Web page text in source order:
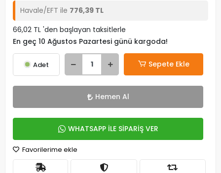
Havale/EFT ile 776,39 TL
66,02 TL 'den başlayan taksitlerle
En geç 10 Ağustos Pazartesi günü kargoda!
Adet Sepete Ekle
Hemen Al
WHATSAPP İLE SİPARİŞ VER
Favorilerime ekle